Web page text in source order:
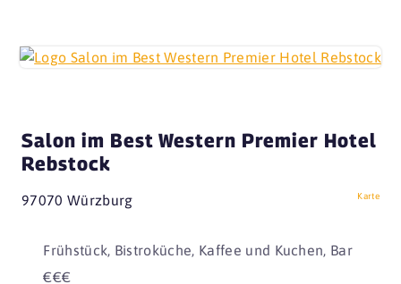
Salon im Best Western Premier Hotel
Rebstock
97070 Würzburg Karte
Frühstück, Bistroküche, Kaffee und Kuchen, Bar
€€€